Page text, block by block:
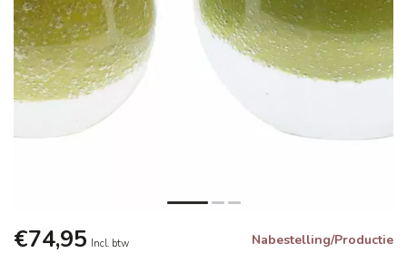
€74,95 Incl. btw Nabestelling/Productie